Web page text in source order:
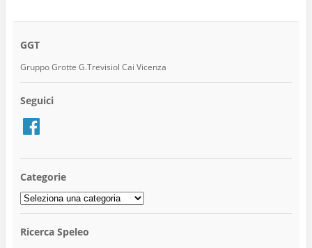
GGT
Gruppo Grotte G.Trevisiol Cai Vicenza
Seguici
Facebook
Categorie
Categorie
Ricerca Speleo